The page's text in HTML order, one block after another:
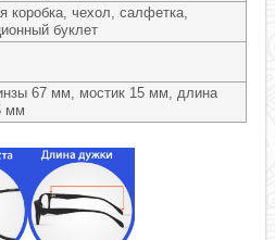
коробка, чехол, салфетка,
буклет
67 мм, мостик 15 мм, длина
мм